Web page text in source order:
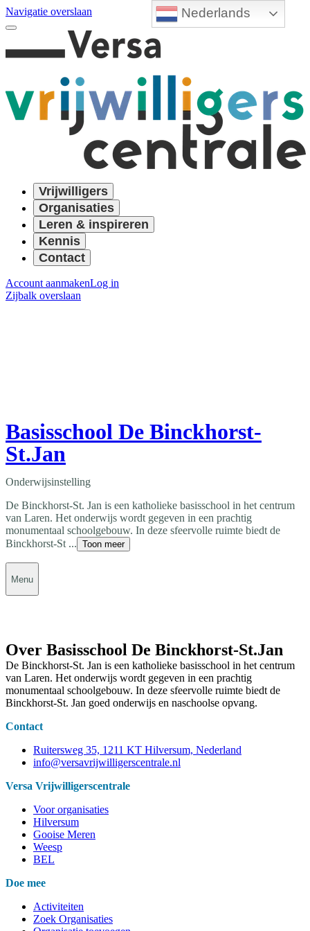
Nederlands
Navigatie overslaan
Vrijwilligers
Organisaties
Leren & inspireren
Kennis
Contact
Account aanmakenLog in
Zijbalk overslaan
Basisschool De Binckhorst-
St.Jan
Onderwijsinstelling
De Binckhorst-St. Jan is een ​katholieke basisschool in het centrum
van Laren. Het onderwijs wordt gegeven in een prachtig
monumentaal schoolgebouw. In deze sfeervolle ruimte biedt de
Binckhorst-St ... Toon meer
Menu
Over Basisschool De Binckhorst-St.Jan
De Binckhorst-St. Jan is een ​katholieke basisschool in het centrum
van Laren. Het onderwijs wordt gegeven in een prachtig
monumentaal schoolgebouw. In deze sfeervolle ruimte biedt de
Binckhorst-St. Jan goed onderwijs en naschoolse opvang.
Contact
Ruitersweg 35, 1211 KT Hilversum, Nederland
info@versavrijwilligerscentrale.nl
Versa Vrijwilligerscentrale
Voor organisaties
Hilversum
Gooise Meren
Weesp
BEL
Doe mee
Activiteiten
Zoek Organisaties